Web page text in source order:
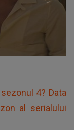
4? Data
al serialului